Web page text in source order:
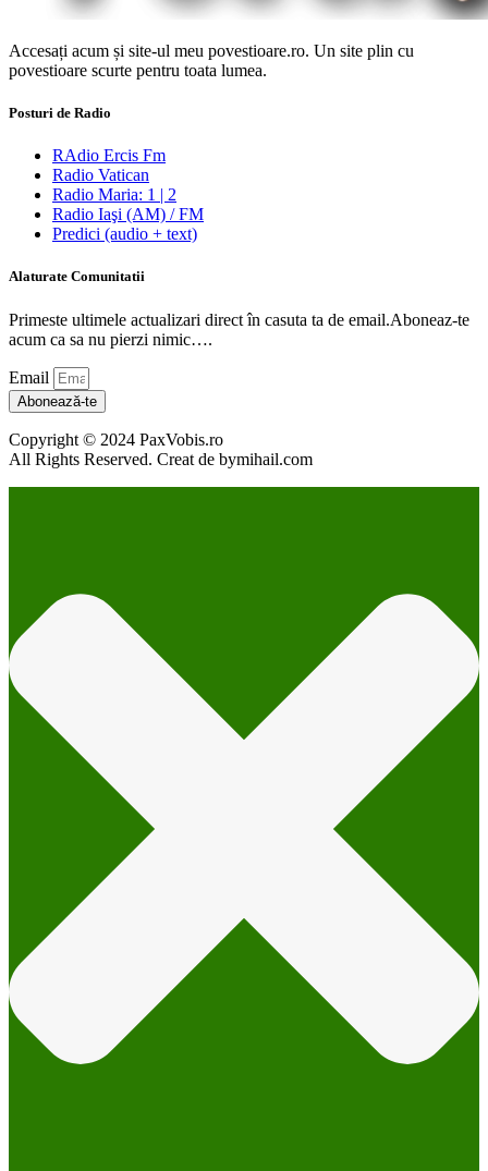
Accesați acum și site-ul meu povestioare.ro. Un site plin cu
povestioare scurte pentru toata lumea.
Posturi de Radio
RAdio Ercis Fm
Radio Vatican
Radio Maria: 1 | 2
Radio Iaşi (AM) / FM
Predici (audio + text)
Alaturate Comunitatii
Primeste ultimele actualizari direct în casuta ta de email.Aboneaz-te
acum ca sa nu pierzi nimic….
Email
Abonează-te
Copyright © 2024 PaxVobis.ro
All Rights Reserved. Creat de bymihail.com